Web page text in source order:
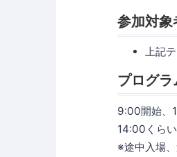
参加対象
上記
プログラ
9:00開始、
14:00くら
※途中入場